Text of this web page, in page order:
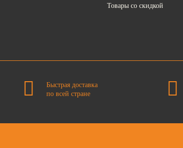
Товары со скидкой
Быстрая доставка
по всей стране